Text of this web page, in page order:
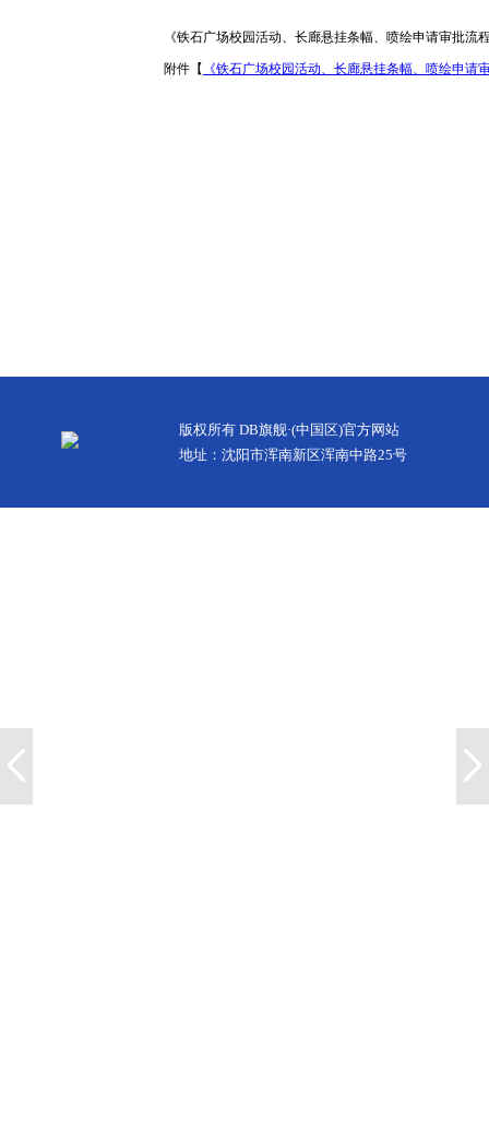
《铁石广场校园活动、长廊悬挂条幅、喷绘申请审批流
附件【 《铁石广场校园活动、长廊悬挂条幅、喷绘申请
版权所有 DB旗舰·(中国区)官方网站
地址：沈阳市浑南新区浑南中路25号